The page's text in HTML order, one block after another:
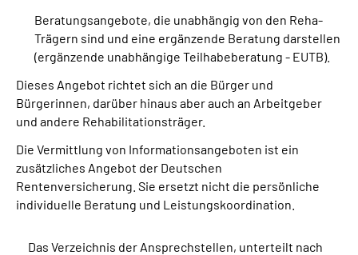
Beratungsangebote, die unabhängig von den Reha-
Trägern sind und eine ergänzende Beratung darstellen
(ergänzende unabhängige Teilhabeberatung - EUTB).
Dieses Angebot richtet sich an die Bürger und
Bürgerinnen, darüber hinaus aber auch an Arbeitgeber
und andere Rehabilitationsträger.
Die Vermittlung von Informationsangeboten ist ein
zusätzliches Angebot der Deutschen
Rentenversicherung. Sie ersetzt nicht die persönliche
individuelle Beratung und Leistungskoordination.
Das Verzeichnis der Ansprechstellen, unterteilt nach